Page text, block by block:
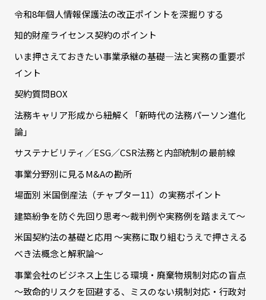
令和8年個人情報保護法の改正ポイントを深掘りする
知的財産ライセンス契約のポイント
いま押さえておきたい事業承継の基礎―法と実務の重要ポ
イント
契約質問BOX
法務キャリア形成から紐解く「新時代の法務パーソン進化
論」
サステナビリティ／ESG／CSR法務と内部統制の最前線
事業分野別に見るM&Aの勘所
場面別 米国倒産法（チャプター11）の実務ポイント
建築紛争を防ぐ先回り思考～裁判例や実務例を踏まえて～
米国契約法の基礎と応用 ～実務に取り組むうえで押さえる
べき法概念と解釈論～
事業会社のビジネス上生じる環境・廃棄物規制対応の盲点
～致命的リスクを回避する、ミスのない規制対応・行政対